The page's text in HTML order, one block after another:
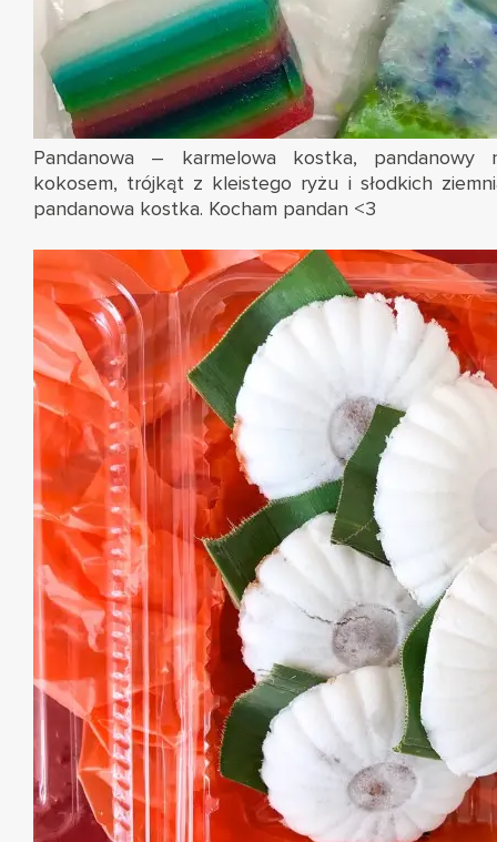
Pandanowa – karmelowa kostka, pandanowy
kokosem, trójkąt z kleistego ryżu i słodkich
pandanowa kostka. Kocham pandan <3